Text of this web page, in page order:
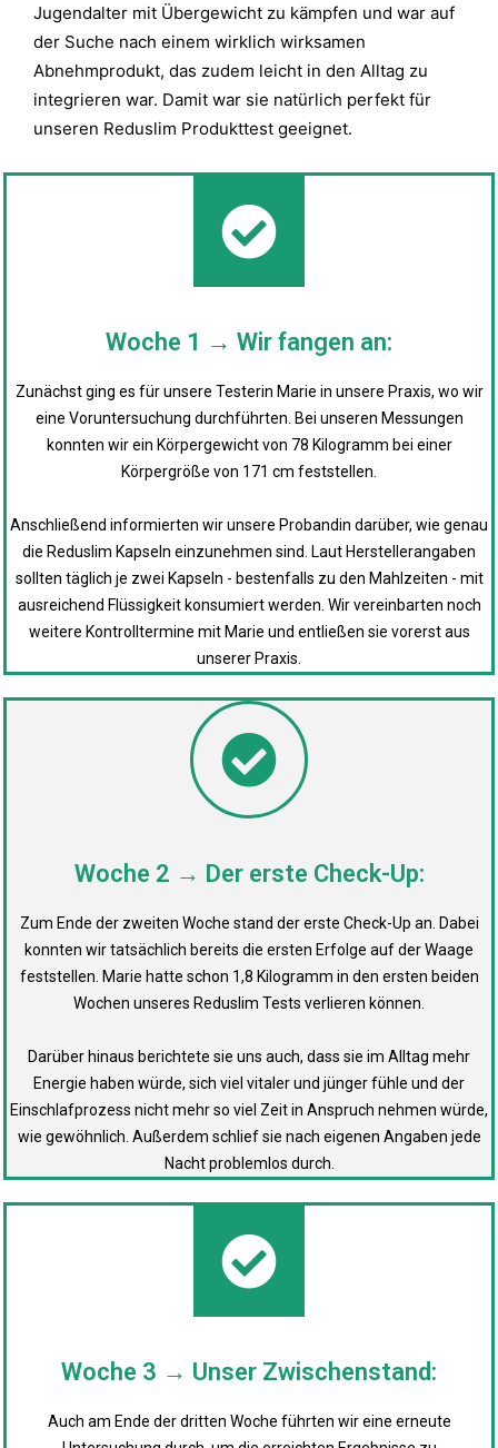
Jugendalter mit Übergewicht zu kämpfen und war auf
der Suche nach einem wirklich wirksamen
Abnehmprodukt, das zudem leicht in den Alltag zu
integrieren war. Damit war sie natürlich perfekt für
unseren Reduslim Produkttest geeignet.
Woche 1 → Wir fangen an:
Zunächst ging es für unsere Testerin Marie in unsere Praxis, wo wir
eine Voruntersuchung durchführten. Bei unseren Messungen
konnten wir ein Körpergewicht von 78 Kilogramm bei einer
Körpergröße von 171 cm feststellen.
Anschließend informierten wir unsere Probandin darüber, wie genau
die Reduslim Kapseln einzunehmen sind. Laut Herstellerangaben
sollten täglich je zwei Kapseln - bestenfalls zu den Mahlzeiten - mit
ausreichend Flüssigkeit konsumiert werden. Wir vereinbarten noch
weitere Kontrolltermine mit Marie und entließen sie vorerst aus
unserer Praxis.
Woche 2 → Der erste Check-Up:
Zum Ende der zweiten Woche stand der erste Check-Up an. Dabei
konnten wir tatsächlich bereits die ersten Erfolge auf der Waage
feststellen. Marie hatte schon 1,8 Kilogramm in den ersten beiden
Wochen unseres Reduslim Tests verlieren können.
Darüber hinaus berichtete sie uns auch, dass sie im Alltag mehr
Energie haben würde, sich viel vitaler und jünger fühle und der
Einschlafprozess nicht mehr so viel Zeit in Anspruch nehmen würde,
wie gewöhnlich. Außerdem schlief sie nach eigenen Angaben jede
Nacht problemlos durch.
Woche 3 → Unser Zwischenstand:
Auch am Ende der dritten Woche führten wir eine erneute